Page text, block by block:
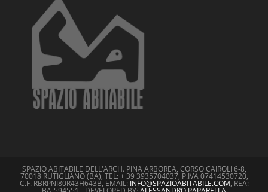
SPAZIO ABITABILE DELL'ARCH. PINA ARBOREA, CORSO CAIROLI 6-8,
70018 RUTIGLIANO (BA), TEL: + 39 3935704037, P.IVA 07414530720,
C.F. RBRPNI80R43H643B, EMAIL: INFO@SPAZIOABITABILE.COM, REA: